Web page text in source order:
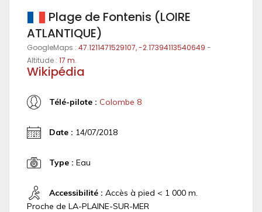
Plage de Fontenis (LOIRE
ATLANTIQUE)
GoogleMaps : 47.1211471529107, -2.17394113540649 -
Altitude : 17 m.
Wikipédia
Télé-pilote : Colombe 8
Date : 14/07/2018
Type : Eau
Accessibilité : Accès à pied < 1 000 m.
Proche de LA-PLAINE-SUR-MER